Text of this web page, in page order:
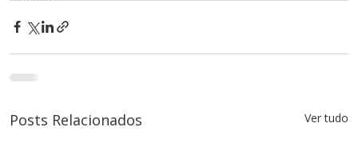
Posts Relacionados Ver tudo